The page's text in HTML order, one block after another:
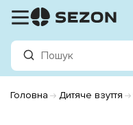
Головна Дитяче взуття